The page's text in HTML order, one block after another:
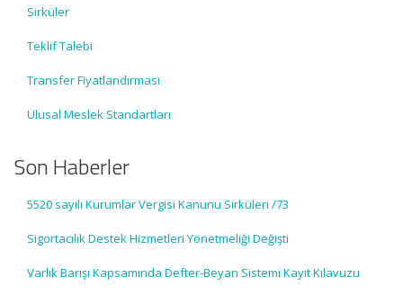
Sirküler
Teklif Talebi
Transfer Fiyatlandırması
Ulusal Meslek Standartları
Son Haberler
5520 sayılı Kurumlar Vergisi Kanunu Sirküleri /73
Sigortacılık Destek Hizmetleri Yönetmeliği Değişti
Varlık Barışı Kapsamında Defter-Beyan Sistemi Kayıt Kılavuzu